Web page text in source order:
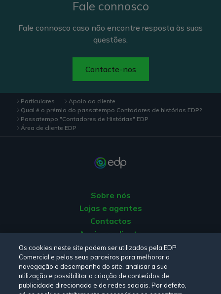
Fale connosco
Fale connosco caso não encontre resposta às suas
questões.
Contacte-nos
Particulares
Apoio ao cliente
Qual é o prémio do passatempo Contadores de histórias EDP?
Passatempo "Contadores de Histórias" EDP
Área de cliente EDP
Sobre nós
Lojas e agentes
Contactos
Apoio ao cliente
Origem da energia
Livro de reclamações
Consulte a nossa Política de privacidade, Política de cookies
Os cookies neste site podem ser utilizados pela EDP
Comercial e pelos seus parceiros para melhorar a
navegação e desempenho do site, analisar a sua
utilização e possibilitar a criação de conteúdos de
publicidade direcionada e de redes sociais. Por defeito,